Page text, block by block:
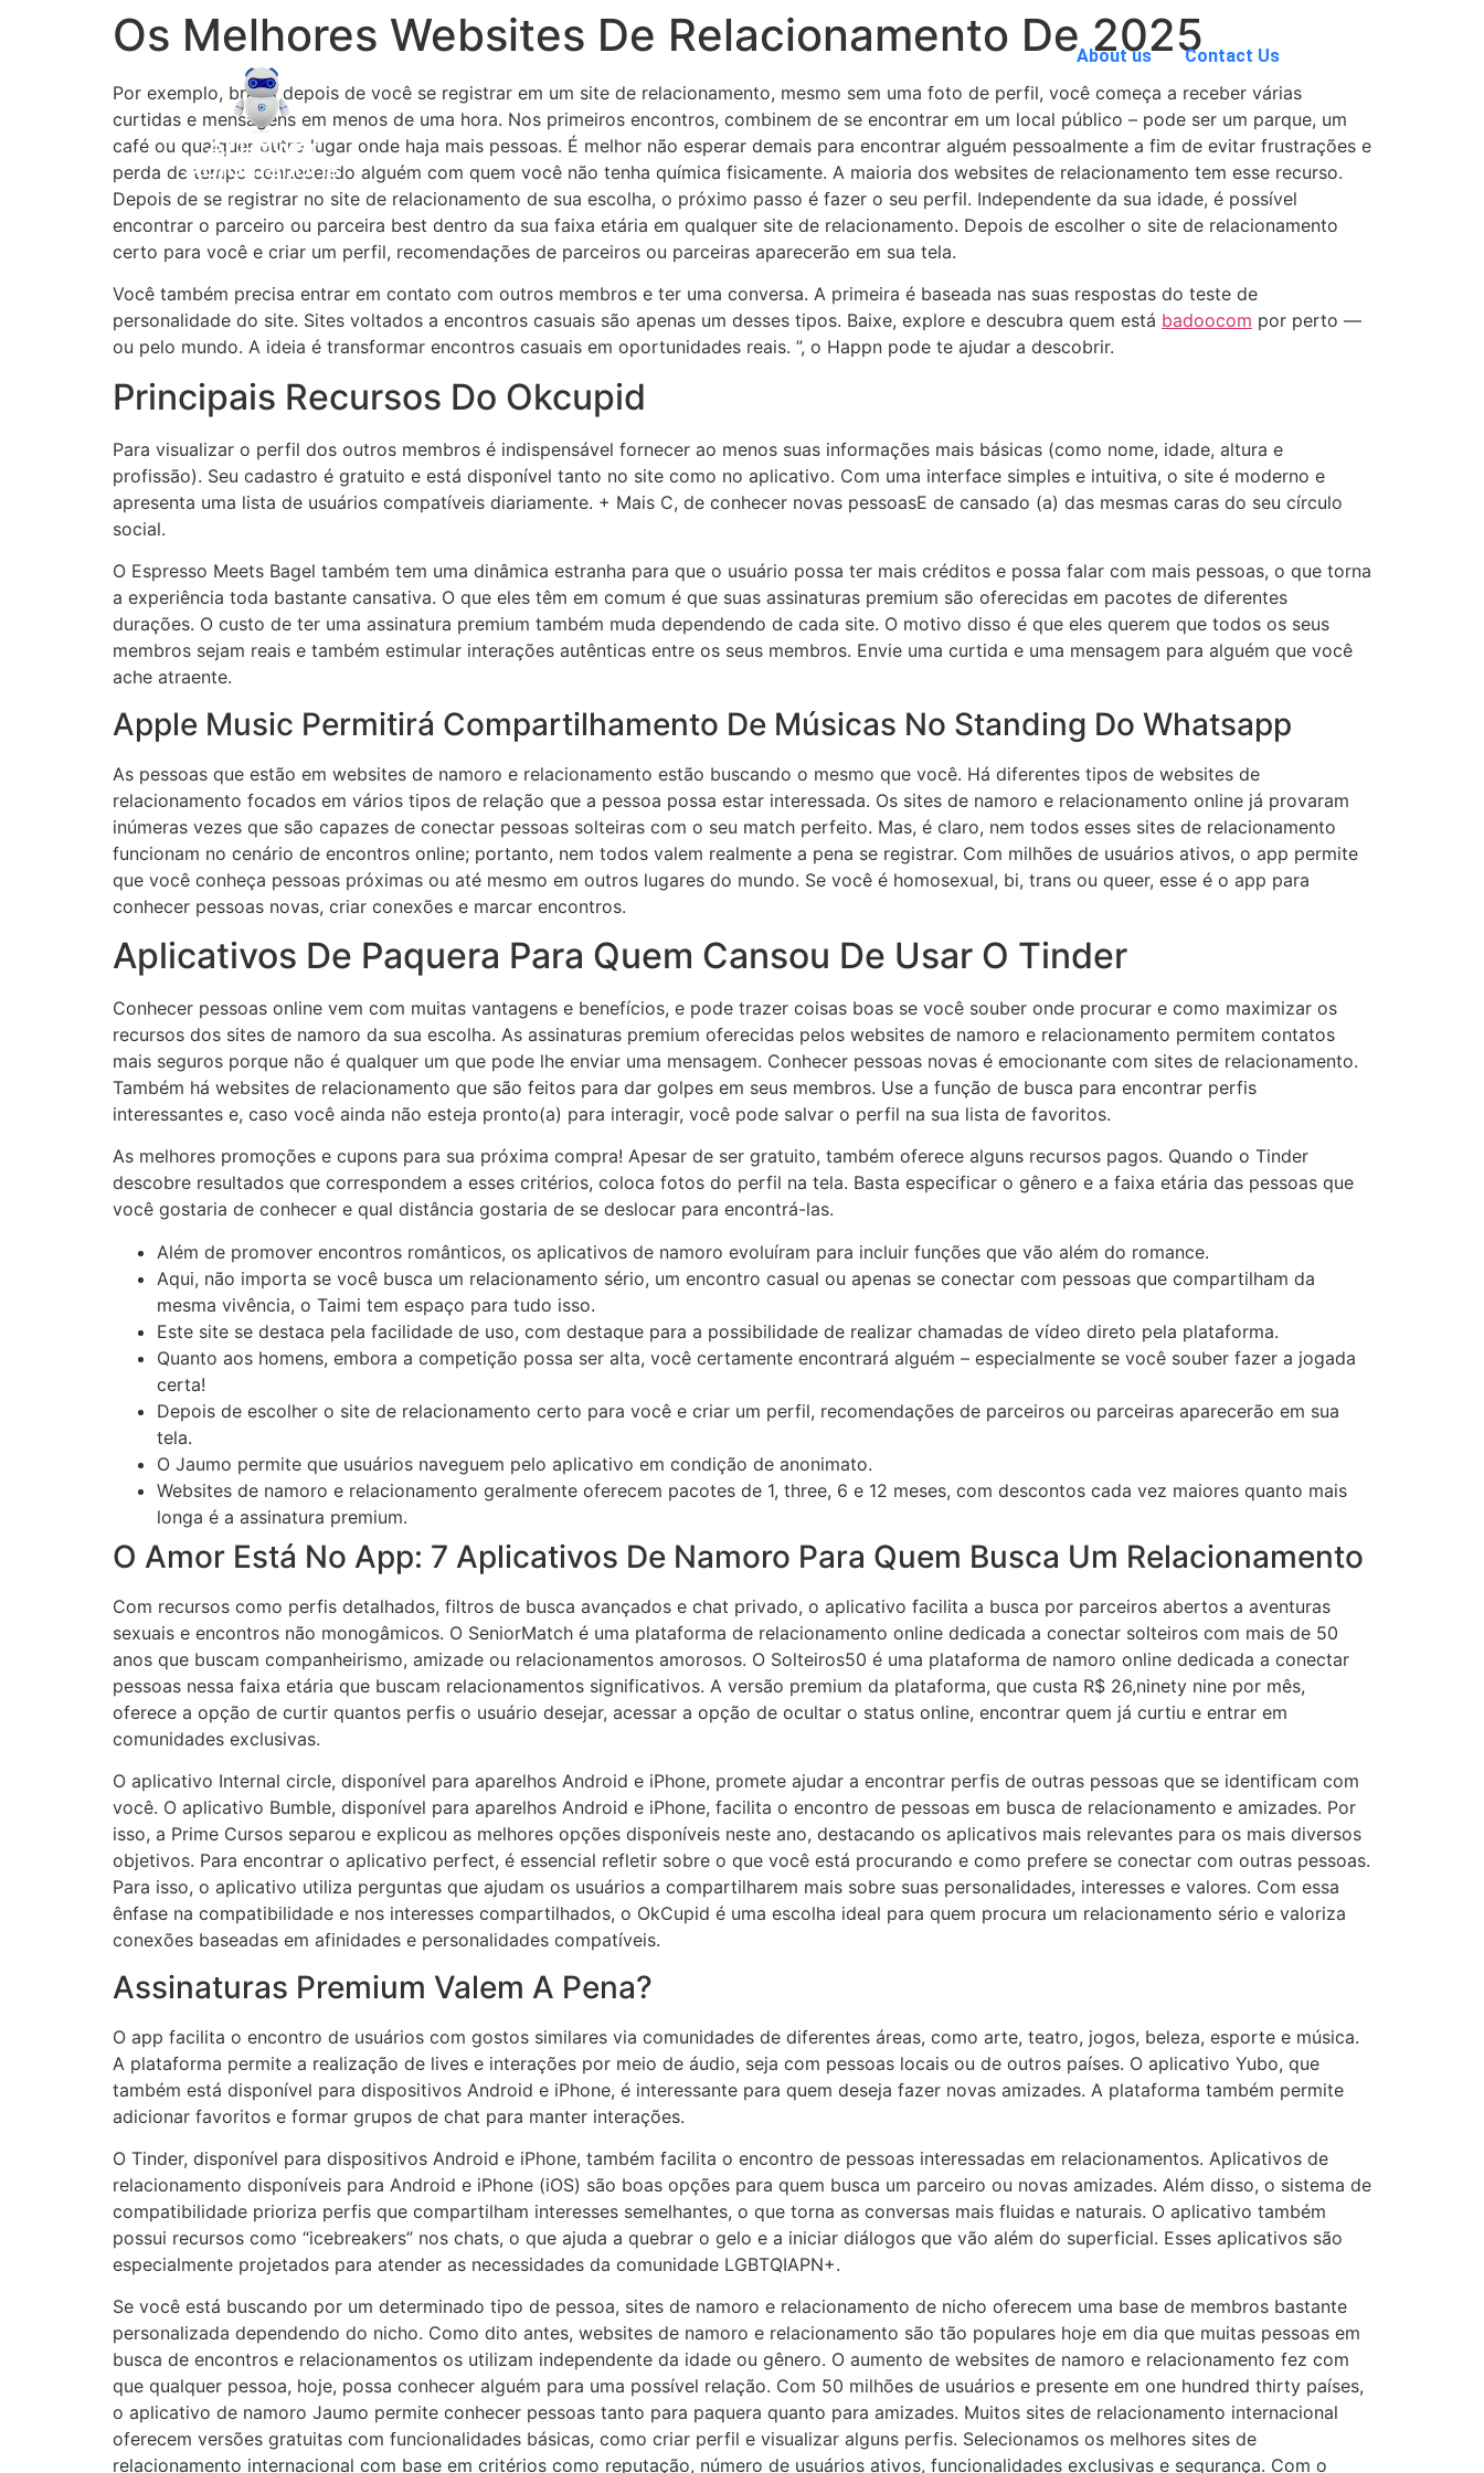
About us Contact Us
Os Melhores Websites De Relacionamento De 2025
Por exemplo, brand depois de você se registrar em um site de relacionamento, mesmo sem uma foto de perfil, você começa a receber várias
curtidas e mensagens em menos de uma hora. Nos primeiros encontros, combinem de se encontrar em um local público – pode ser um parque, um
café ou qualquer outro lugar onde haja mais pessoas. É melhor não esperar demais para encontrar alguém pessoalmente a fim de evitar frustrações e
perda de tempo conhecendo alguém com quem você não tenha química fisicamente. A maioria dos websites de relacionamento tem esse recurso.
Depois de se registrar no site de relacionamento de sua escolha, o próximo passo é fazer o seu perfil. Independente da sua idade, é possível
encontrar o parceiro ou parceira best dentro da sua faixa etária em qualquer site de relacionamento. Depois de escolher o site de relacionamento
certo para você e criar um perfil, recomendações de parceiros ou parceiras aparecerão em sua tela.
Você também precisa entrar em contato com outros membros e ter uma conversa. A primeira é baseada nas suas respostas do teste de
personalidade do site. Sites voltados a encontros casuais são apenas um desses tipos. Baixe, explore e descubra quem está badoocom por perto —
ou pelo mundo. A ideia é transformar encontros casuais em oportunidades reais. ”, o Happn pode te ajudar a descobrir.
Principais Recursos Do Okcupid
Para visualizar o perfil dos outros membros é indispensável fornecer ao menos suas informações mais básicas (como nome, idade, altura e
profissão). Seu cadastro é gratuito e está disponível tanto no site como no aplicativo. Com uma interface simples e intuitiva, o site é moderno e
apresenta uma lista de usuários compatíveis diariamente. + Mais C, de conhecer novas pessoasE de cansado (a) das mesmas caras do seu círculo
social.
O Espresso Meets Bagel também tem uma dinâmica estranha para que o usuário possa ter mais créditos e possa falar com mais pessoas, o que torna
a experiência toda bastante cansativa. O que eles têm em comum é que suas assinaturas premium são oferecidas em pacotes de diferentes
durações. O custo de ter uma assinatura premium também muda dependendo de cada site. O motivo disso é que eles querem que todos os seus
membros sejam reais e também estimular interações autênticas entre os seus membros. Envie uma curtida e uma mensagem para alguém que você
ache atraente.
Apple Music Permitirá Compartilhamento De Músicas No Standing Do Whatsapp
​​​​​​​As pessoas que estão em websites de namoro e relacionamento estão buscando o mesmo que você. Há diferentes tipos de websites de
relacionamento focados em vários tipos de relação que a pessoa possa estar interessada. Os sites de namoro e relacionamento online já provaram
inúmeras vezes que são capazes de conectar pessoas solteiras com o seu match perfeito. Mas, é claro, nem todos esses sites de relacionamento
funcionam no cenário de encontros online; portanto, nem todos valem realmente a pena se registrar. Com milhões de usuários ativos, o app permite
que você conheça pessoas próximas ou até mesmo em outros lugares do mundo. Se você é homosexual, bi, trans ou queer, esse é o app para
conhecer pessoas novas, criar conexões e marcar encontros.
Aplicativos De Paquera Para Quem Cansou De Usar O Tinder
Conhecer pessoas online vem com muitas vantagens e benefícios, e pode trazer coisas boas se você souber onde procurar e como maximizar os
recursos dos sites de namoro da sua escolha. As assinaturas premium oferecidas pelos websites de namoro e relacionamento permitem contatos
mais seguros porque não é qualquer um que pode lhe enviar uma mensagem. Conhecer pessoas novas é emocionante com sites de relacionamento.
Também há websites de relacionamento que são feitos para dar golpes em seus membros. Use a função de busca para encontrar perfis
interessantes e, caso você ainda não esteja pronto(a) para interagir, você pode salvar o perfil na sua lista de favoritos.
As melhores promoções e cupons para sua próxima compra! Apesar de ser gratuito, também oferece alguns recursos pagos. Quando o Tinder
descobre resultados que correspondem a esses critérios, coloca fotos do perfil na tela. Basta especificar o gênero e a faixa etária das pessoas que
você gostaria de conhecer e qual distância gostaria de se deslocar para encontrá-las.
Além de promover encontros românticos, os aplicativos de namoro evoluíram para incluir funções que vão além do romance.
Aqui, não importa se você busca um relacionamento sério, um encontro casual ou apenas se conectar com pessoas que compartilham da
mesma vivência, o Taimi tem espaço para tudo isso.
Este site se destaca pela facilidade de uso, com destaque para a possibilidade de realizar chamadas de vídeo direto pela plataforma.
Quanto aos homens, embora a competição possa ser alta, você certamente encontrará alguém – especialmente se você souber fazer a jogada
certa!
Depois de escolher o site de relacionamento certo para você e criar um perfil, recomendações de parceiros ou parceiras aparecerão em sua
tela.
O Jaumo permite que usuários naveguem pelo aplicativo em condição de anonimato.
Websites de namoro e relacionamento geralmente oferecem pacotes de 1, three, 6 e 12 meses, com descontos cada vez maiores quanto mais
longa é a assinatura premium.
O Amor Está No App: 7 Aplicativos De Namoro Para Quem Busca Um Relacionamento
Com recursos como perfis detalhados, filtros de busca avançados e chat privado, o aplicativo facilita a busca por parceiros abertos a aventuras
sexuais e encontros não monogâmicos. O SeniorMatch é uma plataforma de relacionamento online dedicada a conectar solteiros com mais de 50
anos que buscam companheirismo, amizade ou relacionamentos amorosos. O Solteiros50 é uma plataforma de namoro online dedicada a conectar
pessoas nessa faixa etária que buscam relacionamentos significativos. A versão premium da plataforma, que custa R$ 26,ninety nine por mês,
oferece a opção de curtir quantos perfis o usuário desejar, acessar a opção de ocultar o status online, encontrar quem já curtiu e entrar em
comunidades exclusivas.
O aplicativo Internal circle, disponível para aparelhos Android e iPhone, promete ajudar a encontrar perfis de outras pessoas que se identificam com
você. O aplicativo Bumble, disponível para aparelhos Android e iPhone, facilita o encontro de pessoas em busca de relacionamento e amizades. Por
isso, a Prime Cursos separou e explicou as melhores opções disponíveis neste ano, destacando os aplicativos mais relevantes para os mais diversos
objetivos. Para encontrar o aplicativo perfect, é essencial refletir sobre o que você está procurando e como prefere se conectar com outras pessoas.
Para isso, o aplicativo utiliza perguntas que ajudam os usuários a compartilharem mais sobre suas personalidades, interesses e valores. Com essa
ênfase na compatibilidade e nos interesses compartilhados, o OkCupid é uma escolha ideal para quem procura um relacionamento sério e valoriza
conexões baseadas em afinidades e personalidades compatíveis.
Assinaturas Premium Valem A Pena?
O app facilita o encontro de usuários com gostos similares via comunidades de diferentes áreas, como arte, teatro, jogos, beleza, esporte e música.
A plataforma permite a realização de lives e interações por meio de áudio, seja com pessoas locais ou de outros países. O aplicativo Yubo, que
também está disponível para dispositivos Android e iPhone, é interessante para quem deseja fazer novas amizades. A plataforma também permite
adicionar favoritos e formar grupos de chat para manter interações.
O Tinder, disponível para dispositivos Android e iPhone, também facilita o encontro de pessoas interessadas em relacionamentos. Aplicativos de
relacionamento disponíveis para Android e iPhone (iOS) são boas opções para quem busca um parceiro ou novas amizades. Além disso, o sistema de
compatibilidade prioriza perfis que compartilham interesses semelhantes, o que torna as conversas mais fluidas e naturais. O aplicativo também
possui recursos como “icebreakers” nos chats, o que ajuda a quebrar o gelo e a iniciar diálogos que vão além do superficial. Esses aplicativos são
especialmente projetados para atender as necessidades da comunidade LGBTQIAPN+.
Se você está buscando por um determinado tipo de pessoa, sites de namoro e relacionamento de nicho oferecem uma base de membros bastante
personalizada dependendo do nicho. Como dito antes, websites de namoro e relacionamento são tão populares hoje em dia que muitas pessoas em
busca de encontros e relacionamentos os utilizam independente da idade ou gênero. O aumento de websites de namoro e relacionamento fez com
que qualquer pessoa, hoje, possa conhecer alguém para uma possível relação. Com 50 milhões de usuários e presente em one hundred thirty países,
o aplicativo de namoro Jaumo permite conhecer pessoas tanto para paquera quanto para amizades. Muitos sites de relacionamento internacional
oferecem versões gratuitas com funcionalidades básicas, como criar perfil e visualizar alguns perfis. Selecionamos os melhores sites de
relacionamento internacional com base em critérios como reputação, número de usuários ativos, funcionalidades exclusivas e segurança. Com o